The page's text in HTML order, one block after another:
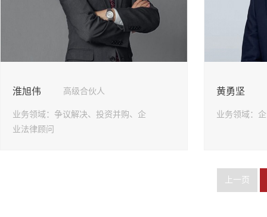
淮旭伟 高级合伙人
业务领域： 争议解决、投资并购、企
业法律顾问
黄勇坚
业务领域：
上一页